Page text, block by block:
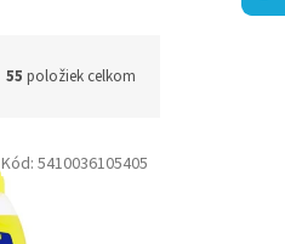
55 položiek celkom
Kód: 5410036105405